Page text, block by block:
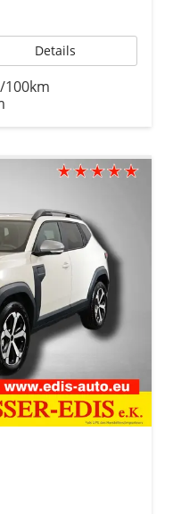
Details
100km